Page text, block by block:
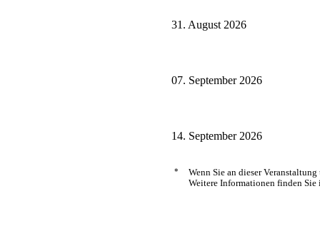
31. August 2026
07. September 2026
14. September 2026
*
Wenn Sie an dieser
Weitere Informationen finden Sie